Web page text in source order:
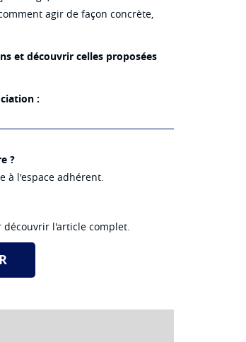
agir de façon concrète,
et découvrir celles proposées
:
?
à l'espace adhérent.
découvrir l'article complet.